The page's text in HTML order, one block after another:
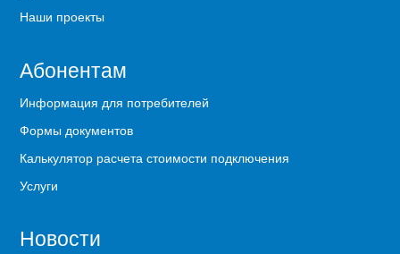
Наши проекты
Абонентам
Информация для потребителей
Формы документов
Калькулятор расчета стоимости подключения
Услуги
Новости